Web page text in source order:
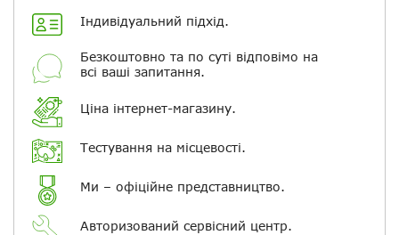
Індивідуальний підхід.
Безкоштовно та по суті відповімо на
всі ваші запитання.
Ціна інтернет-магазину.
Тестування на місцевості.
Ми – офіційне представництво.
Авторизований сервісний центр.
Додати фотографії
Ваше ім'я